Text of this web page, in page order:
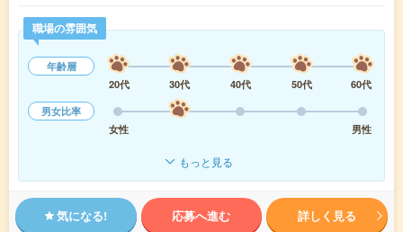
職場の雰囲気
年齢層
20代
30代 40代 50代
60代
男女比率
女性
男性
もっと見る
気になる! 応募へ進む 詳しく見る